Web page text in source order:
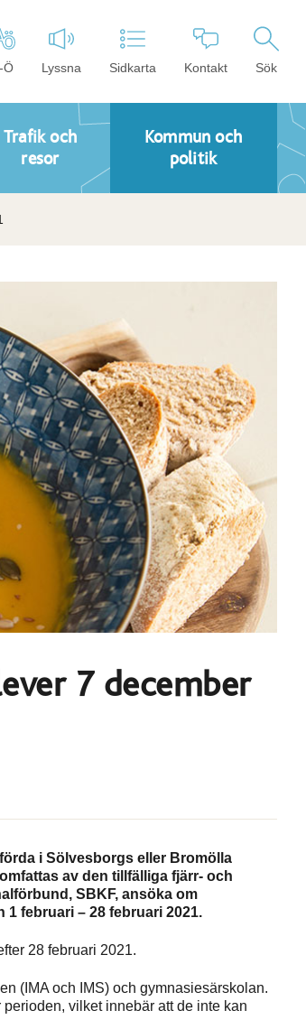
Ö Lyssna Sidkarta Kontakt Sök
Trafik och
resor
Kommun och
politik
7 december
i Sölvesborgs eller Bromölla
av den tillfälliga fjärr- och
SBKF, ansöka om
1 februari – 28 februari 2021.
28 februari 2021.
(IMA och IMS) och gymnasiesärskolan.
vilket innebär att de inte kan